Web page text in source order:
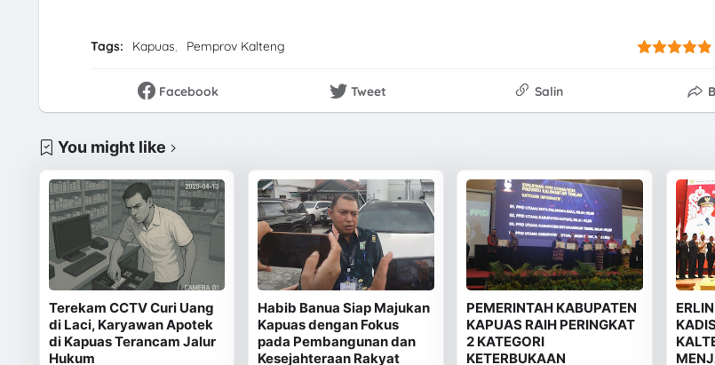
Tags: Kapuas Pemprov Kalteng
Facebook Tweet Salin
You might like
Terekam CCTV Curi Uang
di Laci, Karyawan Apotek
di Kapuas Terancam Jalur
Hukum
Habib Banua Siap Majukan
Kapuas dengan Fokus
pada Pembangunan dan
Kesejahteraan Rakyat
PEMERINTAH KABUPATEN
KAPUAS RAIH PERINGKAT
2 KATEGORI
KETERBUKAAN